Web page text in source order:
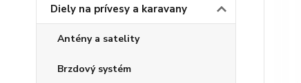
Diely na prívesy a karavany
Antény a satelity
Brzdový systém